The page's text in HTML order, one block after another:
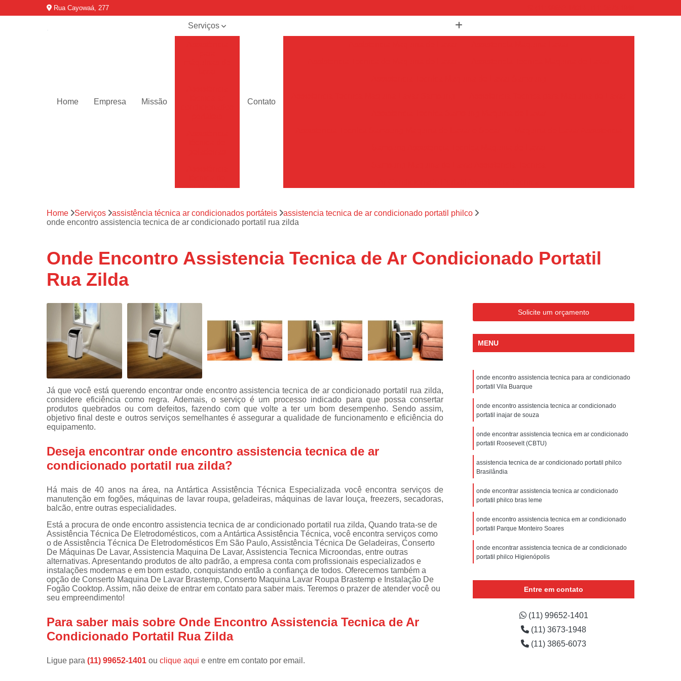
Rua Cayowaá, 277
Home Empresa Missão
Serviços
refrigeradores
técnica de
secadoras
fogão
máquinas de
Consertos de
adega
Consertos de
expositoras
Instalação de
fogões
lavar roupa
Instalações de
Manutenções
de fogão
Manutenções
em freezer
Contato
Assistencia Tecnica Ar Condicionado Portatil
Assistencia Tecnica Ar Condicionado Portatil Philco
Assistencia Tecnica de Ar Condicionado Portatil Philco
Assistencia Tecnica em Ar Condicionado Portatil
Assistencia Tecnica para Ar Condicionado Portatil
Assistencia Tecnica de Geladeira Electrolux
Assistencia Tecnica Electrolux Geladeira
Assistencia Tecnica Geladeira Electrolux
Assistencia Tecnica Resfriar Geladeira
Electrolux Assistencia Tecnica Geladeira
Electrolux Geladeira Assistencia Tecnica
Geladeira Assistencia Tecnica
Geladeira Electrolux Assistencia Tecnica
Assistencia Tecnica Electrolux Refrigerador
Assistencia Tecnica Refrigerador
Assistencia Tecnica Refrigerador com Defeito
Assistencia Tecnica Refrigerador com Problema
Assistencia Tecnica Refrigerador Electrolux
Assistencia Tecnica Refrigerador Não Liga
Refrigerador Electrolux Assistencia Tecnica
Assistencia Tecnica Lavadora Secadora Samsung
Assistencia Tecnica Maquina Secadora
Assistencia Tecnica Maquina Secadora de Roupa
Assistencia Tecnica para Secadora
Assistencia Tecnica Samsung Lavadora e Secadora
Assistencia Tecnica Samsung Secadora
Assistencia Tecnica Secadora
Assistencia Tecnica Secadora a Gas
Assistencia Tecnica Secadora Samsung
Assistencia Tecnica de Fogão
Assistencia Tecnica Fogão
Home Serviços assistência técnica ar condicionados portáteis
assistencia tecnica de ar condicionado portatil philco
onde encontro assistencia tecnica de ar condicionado portatil rua zilda
Onde Encontro Assistencia Tecnica de Ar Condicionado Portatil
Rua Zilda
Já que você está querendo encontrar onde encontro assistencia tecnica de ar condicionado portatil rua zilda,
considere eficiência como regra. Ademais, o serviço é um processo indicado para que possa consertar
produtos quebrados ou com defeitos, fazendo com que volte a ter um bom desempenho. Sendo assim,
objetivo final deste e outros serviços semelhantes é assegurar a qualidade de funcionamento e eficiência do
equipamento.
Deseja encontrar onde encontro assistencia tecnica de ar
condicionado portatil rua zilda?
Há mais de 40 anos na área, na Antártica Assistência Técnica Especializada você encontra serviços de
manutenção em fogões, máquinas de lavar roupa, geladeiras, máquinas de lavar louça, freezers, secadoras,
balcão, entre outras especialidades.
Está a procura de onde encontro assistencia tecnica de ar condicionado portatil rua zilda, Quando trata-se de
Assistência Técnica De Eletrodomésticos, com a Antártica Assistência Técnica, você encontra serviços como
o de Assistência Técnica De Eletrodomésticos Em São Paulo, Assistência Técnica De Geladeiras, Conserto
De Máquinas De Lavar, Assistencia Maquina De Lavar, Assistencia Tecnica Microondas, entre outras
alternativas. Apresentando produtos de alto padrão, a empresa conta com profissionais especializados e
instalações modernas e em bom estado, conquistando então a confiança de todos. Oferecemos também a
opção de Conserto Maquina De Lavar Brastemp, Conserto Maquina Lavar Roupa Brastemp e Instalação De
Fogão Cooktop. Assim, não deixe de entrar em contato para saber mais. Teremos o prazer de atender você ou
seu empreendimento!
Para saber mais sobre Onde Encontro Assistencia Tecnica de Ar
Condicionado Portatil Rua Zilda
Ligue para (11) 99652-1401 ou clique aqui e entre em contato por email.
Solicite um orçamento
MENU
onde encontro assistencia tecnica para ar condicionado
portatil Vila Buarque
onde encontro assistencia tecnica ar condicionado
portatil inajar de souza
onde encontrar assistencia tecnica em ar condicionado
portatil Roosevelt (CBTU)
assistencia tecnica de ar condicionado portatil philco
Brasilândia
onde encontrar assistencia tecnica ar condicionado
portatil philco bras leme
onde encontro assistencia tecnica em ar condicionado
portatil Parque Monteiro Soares
onde encontrar assistencia tecnica de ar condicionado
portatil philco Higienópolis
portatil consul vila santa maria
onde encontro assistencia tecnica ar condicionado
portatil consul perdizes
Entre em contato
(11) 99652-1401
(11) 3673-1948
(11) 3865-6073